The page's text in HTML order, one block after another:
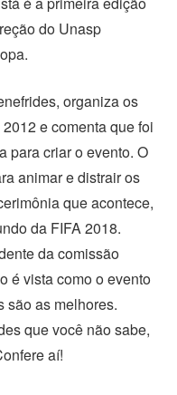
do Unasp
organiza os
e comenta que foi
para criar o evento. O
animar e distrair os
que acontece,
da FIFA 2018.
da comissão
é vista como o evento
são as melhores.
que você não sabe,
aí!